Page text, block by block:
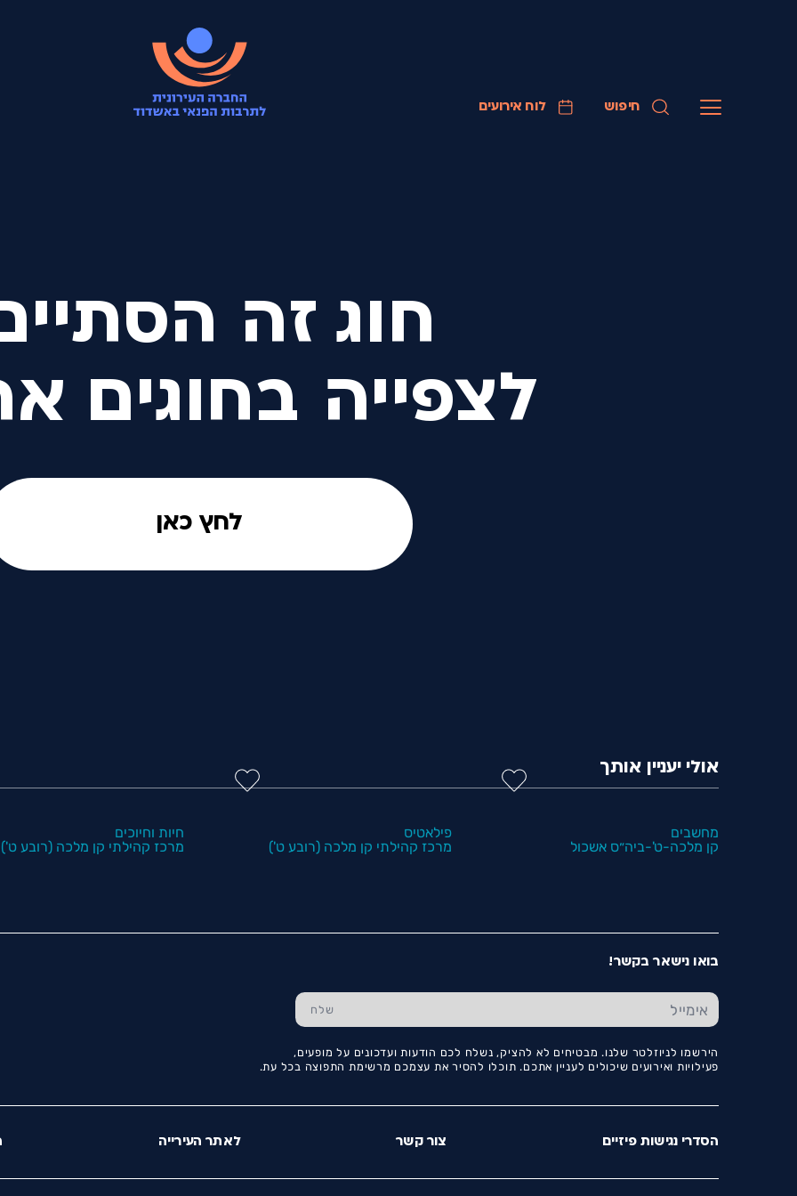
לוח אירועים חיפוש
חוג זה
לצפייה בחוגים
לחץ כאן
אולי יעניין אותך
מחשבים
קן מלכה-ט'-ביה״ס אשכול
פילאטיס
מרכז קהילתי קן מלכה (רובע ט')
חיות וחיוכים
מרכז קהילתי קן מלכה (רובע ט')
בואו נישאר בקשר!
הירשמו לניוזלטר שלנו. מבטיחים לא להציק, נשלח לכם הודעות ועדכונים על מופעים,
פעילויות ואירועים שיכולים לעניין אתכם. תוכלו להסיר את עצמכם מרשימת התפוצה בכל עת.
הסדרי נגישות פיזיים צור קשר לאתר העירייה